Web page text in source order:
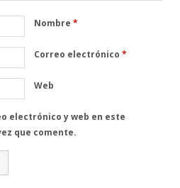
Nombre*
Correo electrónico*
Web
electrónico y web en este
que comente.